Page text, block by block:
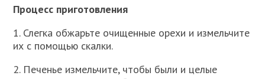
Процесс приготовления
1. Слегка обжарьте очищенные орехи и измельчите
их с помощью скалки.
2. Печенье измельчите, чтобы были и целые